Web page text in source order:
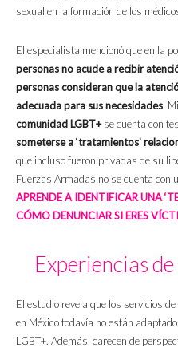
sexual en la formación de los
El especialista mencionó que en la
personas no acude a recibir
personas consideran que la
adecuada para sus necesidades.
comunidad LGBT+se cuenta con
someterse a ‘tratamientos’
que incluso fueron privadas de su
Fuerzas Armadas no se cuenta con
APRENDE A IDENTIFICAR UNA
CÓMO DENUNCIAR SI ERES
Experiencias
El estudio revela que los servicios
en México todavía no están
LGBT+. Además, carecen de